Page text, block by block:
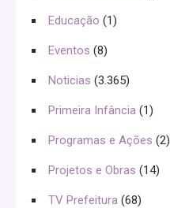
Educação (1)
Eventos (8)
Noticias (3.365)
Primeira Infância (1)
Programas e Ações (2)
Projetos e Obras (14)
TV Prefeitura (68)